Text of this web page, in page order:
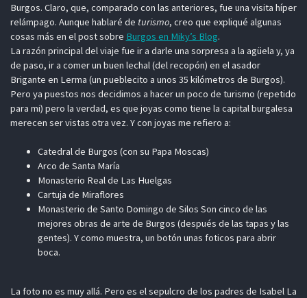
Burgos. Claro, que, comparado con las anteriores, fue una visita híper
relámpago. Aunque hablaré de turismo, creo que expliqué algunas
cosas más en el post sobre Burgos en Miky’s Blog.
La razón principal del viaje fue ir a darle una sorpresa a la agüela y, ya
de paso, ir a comer un buen lechal (del recopón) en el asador
Brigante en Lerma (un pueblecito a unos 35 kilómetros de Burgos).
Pero ya puestos nos decidimos a hacer un poco de turismo (repetido
para mi) pero la verdad, es que joyas como tiene la capital burgalesa
merecen ser vistas otra vez. Y con joyas me refiero a:
Catedral de Burgos (con su Papa Moscas)
Arco de Santa María
Monasterio Real de Las Huelgas
Cartuja de Miraflores
Monasterio de Santo Domingo de Silos Son cinco de las
mejores obras de arte de Burgos (después de las tapas y las
gentes). Y como muestra, un botón unas foticos para abrir
boca.
La foto no es muy allá. Pero es el sepulcro de los padres de Isabel La